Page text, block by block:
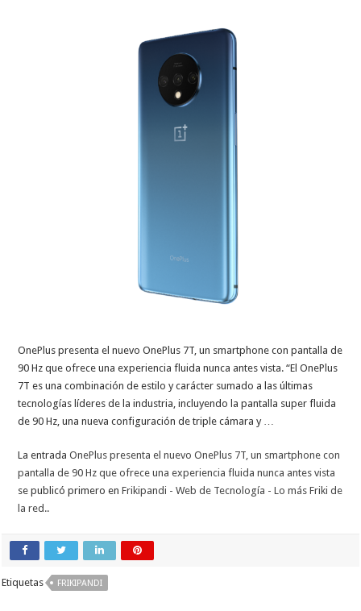
OnePlus presenta el nuevo OnePlus 7T, un smartphone con pantalla de
90 Hz que ofrece una experiencia fluida nunca antes vista. “El OnePlus
7T es una combinación de estilo y carácter sumado a las últimas
tecnologías líderes de la industria, incluyendo la pantalla super fluida
de 90 Hz, una nueva configuración de triple cámara y …
La entradaOnePlus presenta el nuevo OnePlus 7T, un smartphone con
pantalla de 90 Hz que ofrece una experiencia fluida nunca antes vista
se publicó primero enFrikipandi - Web de Tecnología - Lo más Friki de
la red..
Etiquetas FRIKIPANDI